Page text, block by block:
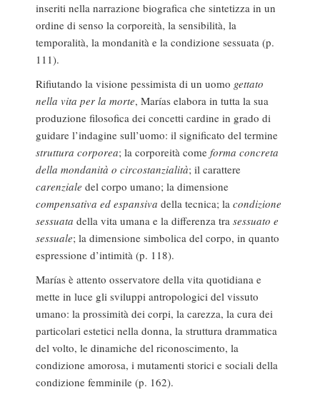
inseriti nella narrazione biografica che sintetizza in un
ordine di senso la corporeità, la sensibilità, la
temporalità, la mondanità e la condizione sessuata (p.
111).
Rifiutando la visione pessimista di un uomo gettato
nella vita per la morte, Marías elabora in tutta la sua
produzione filosofica dei concetti cardine in grado di
guidare l’indagine sull’uomo: il significato del termine
struttura corporea; la corporeità come forma concreta
della mondanità o circostanzialità; il carattere
carenziale del corpo umano; la dimensione
compensativa ed espansiva della tecnica; la condizione
sessuata della vita umana e la differenza tra sessuato e
sessuale; la dimensione simbolica del corpo, in quanto
espressione d’intimità (p. 118).
Marías è attento osservatore della vita quotidiana e
mette in luce gli sviluppi antropologici del vissuto
umano: la prossimità dei corpi, la carezza, la cura dei
particolari estetici nella donna, la struttura drammatica
del volto, le dinamiche del riconoscimento, la
condizione amorosa, i mutamenti storici e sociali della
condizione femminile (p. 162).